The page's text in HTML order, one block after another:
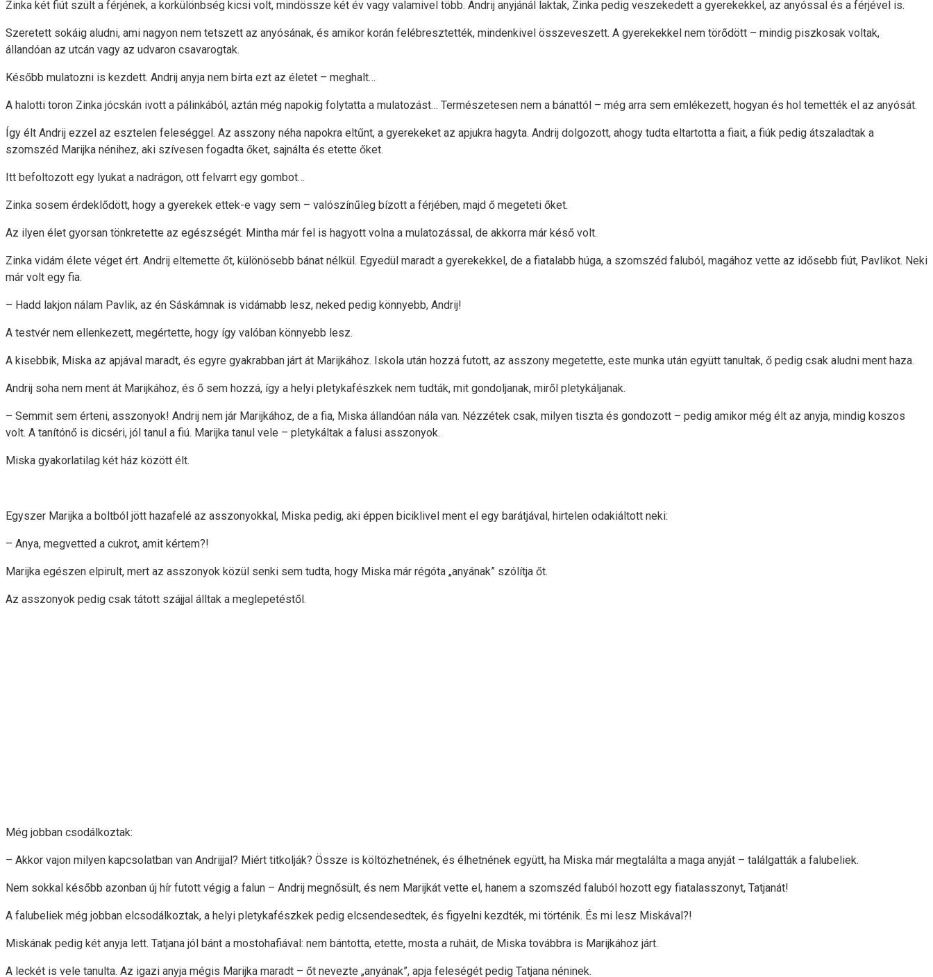
Zinka két fiút szült a férjének, a korkülönbség kicsi volt, mindössze két év vagy valamivel több. Andrij anyjánál laktak, Zinka pedig veszekedett a gyerekekkel, az anyóssal és a férjével is.
Szeretett sokáig aludni, ami nagyon nem tetszett az anyósának, és amikor korán felébresztették, mindenkivel összeveszett. A gyerekekkel nem törődött – mindig piszkosak voltak,
állandóan az utcán vagy az udvaron csavarogtak.
Később mulatozni is kezdett. Andrij anyja nem bírta ezt az életet – meghalt…
A halotti toron Zinka jócskán ivott a pálinkából, aztán még napokig folytatta a mulatozást… Természetesen nem a bánattól – még arra sem emlékezett, hogyan és hol temették el az anyósát.
Így élt Andrij ezzel az esztelen feleséggel. Az asszony néha napokra eltűnt, a gyerekeket az apjukra hagyta. Andrij dolgozott, ahogy tudta eltartotta a fiait, a fiúk pedig átszaladtak a
szomszéd Marijka nénihez, aki szívesen fogadta őket, sajnálta és etette őket.
Itt befoltozott egy lyukat a nadrágon, ott felvarrt egy gombot…
Zinka sosem érdeklődött, hogy a gyerekek ettek-e vagy sem – valószínűleg bízott a férjében, majd ő megeteti őket.
Az ilyen élet gyorsan tönkretette az egészségét. Mintha már fel is hagyott volna a mulatozással, de akkorra már késő volt.
Zinka vidám élete véget ért. Andrij eltemette őt, különösebb bánat nélkül. Egyedül maradt a gyerekekkel, de a fiatalabb húga, a szomszéd faluból, magához vette az idősebb fiút, Pavlikot. Neki
már volt egy fia.
– Hadd lakjon nálam Pavlik, az én Sáskámnak is vidámabb lesz, neked pedig könnyebb, Andrij!
A testvér nem ellenkezett, megértette, hogy így valóban könnyebb lesz.
A kisebbik, Miska az apjával maradt, és egyre gyakrabban járt át Marijkához. Iskola után hozzá futott, az asszony megetette, este munka után együtt tanultak, ő pedig csak aludni ment haza.
Andrij soha nem ment át Marijkához, és ő sem hozzá, így a helyi pletykafészkek nem tudták, mit gondoljanak, miről pletykáljanak.
– Semmit sem érteni, asszonyok! Andrij nem jár Marijkához, de a fia, Miska állandóan nála van. Nézzétek csak, milyen tiszta és gondozott – pedig amikor még élt az anyja, mindig koszos
volt. A tanítónő is dicséri, jól tanul a fiú. Marijka tanul vele – pletykáltak a falusi asszonyok.
Miska gyakorlatilag két ház között élt.
Egyszer Marijka a boltból jött hazafelé az asszonyokkal, Miska pedig, aki éppen biciklivel ment el egy barátjával, hirtelen odakiáltott neki:
– Anya, megvetted a cukrot, amit kértem?!
Marijka egészen elpirult, mert az asszonyok közül senki sem tudta, hogy Miska már régóta „anyának” szólítja őt.
Az asszonyok pedig csak tátott szájjal álltak a meglepetéstől.
Még jobban csodálkoztak:
– Akkor vajon milyen kapcsolatban van Andrijjal? Miért titkolják? Össze is költözhetnének, és élhetnének együtt, ha Miska már megtalálta a maga anyját – találgatták a falubeliek.
Nem sokkal később azonban új hír futott végig a falun – Andrij megnősült, és nem Marijkát vette el, hanem a szomszéd faluból hozott egy fiatalasszonyt, Tatjanát!
A falubeliek még jobban elcsodálkoztak, a helyi pletykafészkek pedig elcsendesedtek, és figyelni kezdték, mi történik. És mi lesz Miskával?!
Miskának pedig két anyja lett. Tatjana jól bánt a mostohafiával: nem bántotta, etette, mosta a ruháit, de Miska továbbra is Marijkához járt.
A leckét is vele tanulta. Az igazi anyja mégis Marijka maradt – őt nevezte „anyának”, apja feleségét pedig Tatjana néninek.